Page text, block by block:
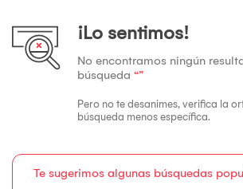
¡Lo sentimos!
No encontramos ningún
búsqueda “”
Pero no te desanimes, verifica la
búsqueda menos específica.
Te sugerimos algunas búsquedas